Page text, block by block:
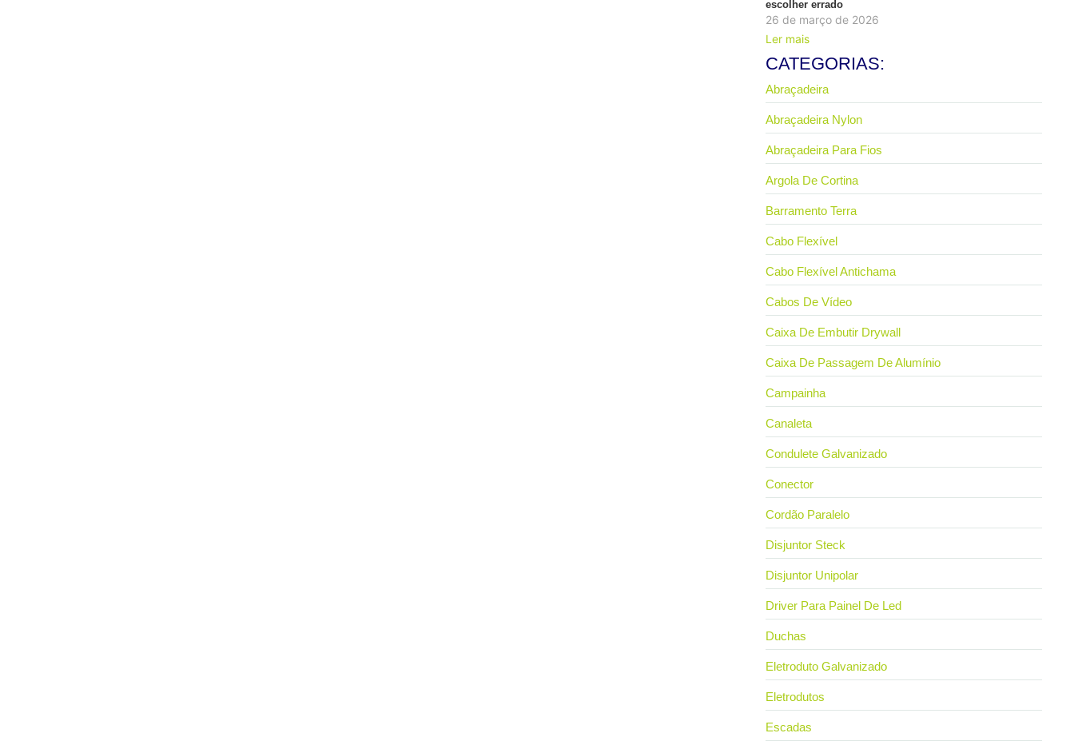
escolher errado
26 de março de 2026
Ler mais
CATEGORIAS:
Abraçadeira
Abraçadeira Nylon
Abraçadeira Para Fios
Argola De Cortina
Barramento Terra
Cabo Flexível
Cabo Flexível Antichama
Cabos De Vídeo
Caixa De Embutir Drywall
Caixa De Passagem De Alumínio
Campainha
Canaleta
Condulete Galvanizado
Conector
Cordão Paralelo
Disjuntor Steck
Disjuntor Unipolar
Driver Para Painel De Led
Duchas
Eletroduto Galvanizado
Eletrodutos
Escadas